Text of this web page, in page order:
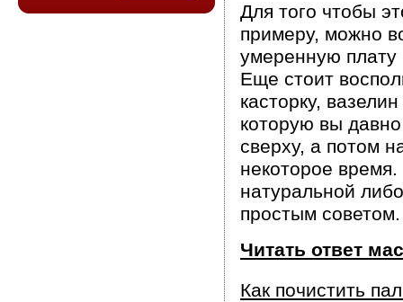
Для того чтобы
примеру, можно
умеренную плату
Еще стоит
касторку,
которую вы
сверху, а потом
некоторое
натуральной
простым советом.
Читать ответ
Как почистить